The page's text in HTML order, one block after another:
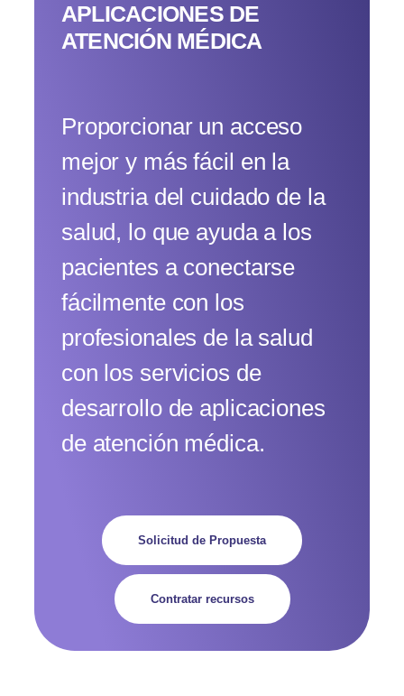
APLICACIONES DE
ATENCIÓN MÉDICA
Proporcionar un acceso
mejor y más fácil en la
industria del cuidado de la
salud, lo que ayuda a los
pacientes a conectarse
fácilmente con los
profesionales de la salud
con los servicios de
desarrollo de aplicaciones
de atención médica.
Solicitud de Propuesta
Contratar recursos